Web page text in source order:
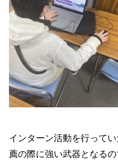
インターン活動を行って
薦の際に強い武器となるの